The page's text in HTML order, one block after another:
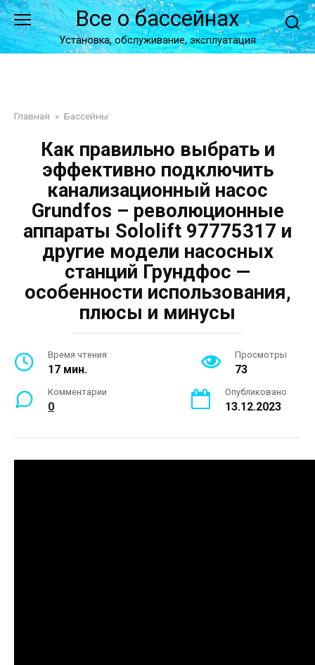
Перейти
к
контенту
Все о бассейнах
Установка, обслуживание, эксплуатация
Главная » Бассейны
Как правильно выбрать и
эффективно подключить
канализационный насос
Grundfos – революционные
аппараты Sololift 97775317 и
другие модели насосных
станций Грундфос —
особенности использования,
плюсы и минусы
Время чтения
17 мин.
Просмотры
73
Комментарии
0
Опубликовано
13.12.2023